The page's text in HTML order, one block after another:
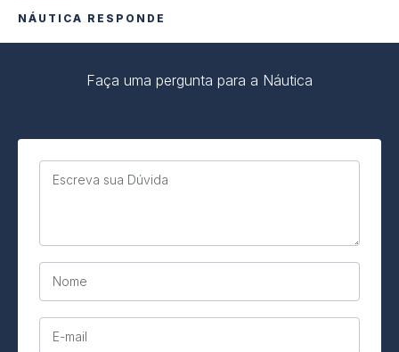
NÁUTICA RESPONDE
Faça uma pergunta para a Náutica
Escreva sua Dúvida
Nome
E-mail